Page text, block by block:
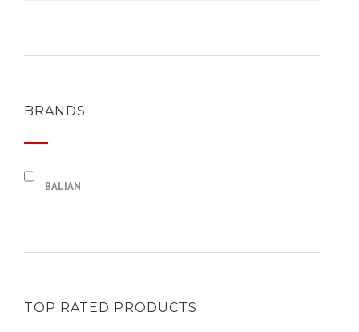
BRANDS
BALIAN
TOP RATED PRODUCTS